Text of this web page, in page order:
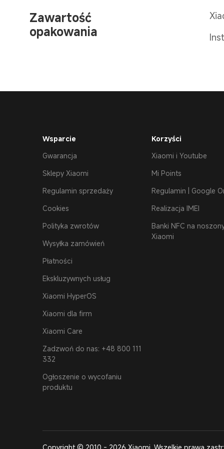
Zawartość
opakowania
Wsparcie
Gwarancja
Sklepy Xiaomi
Regulamin sprzedaży
Cookies
Polityka zwrotów
Wysyłka zamówień
Płatności
Ekskluzywnych usług
Xiaomi HyperOS
Xiaomi dla firm
Xiaomi Care
Zadzwoń do nas: +48 800 111
332
Ogłoszenie o wycofaniu
produktu
Korzyści
Xiaomi i Youtube
Mi Points
Regulamin | Google
Realizacja IMEI
Banki NFC na
Xiaomi
Copyright © 2010 - 2026 Xiaomi. Wszelkie prawa